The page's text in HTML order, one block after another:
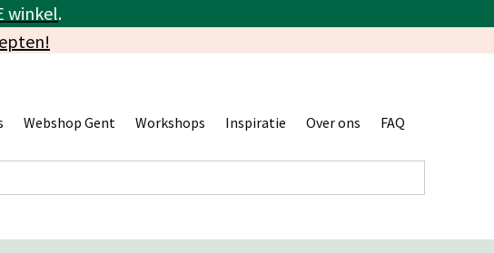
winkel.
Webshop Gent Workshops Inspiratie Over ons FAQ